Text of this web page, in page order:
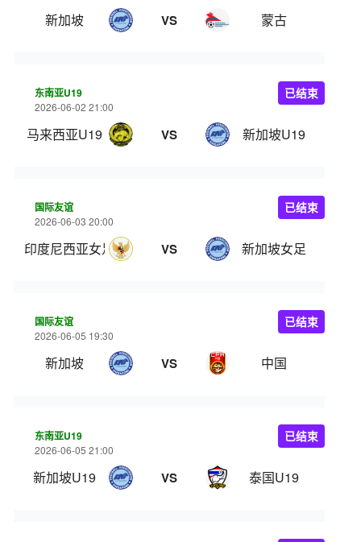
新加坡 VS 蒙古
东南亚U19
2026-06-02 21:00
马来西亚U19 VS 新加坡U19
已结束
国际友谊
2026-06-03 20:00
印度尼西亚女足 VS 新加坡女足
已结束
国际友谊
2026-06-05 19:30
新加坡 VS 中国
已结束
东南亚U19
2026-06-05 21:00
新加坡U19 VS 泰国U19
已结束